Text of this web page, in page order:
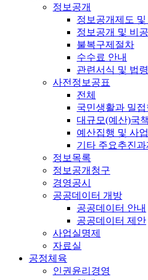
정보공개
정보공개제도
정보공개 및 비
불복구제절차
수수료 안내
관련서식 및 법령
사전정보공표
전체
국민생활과 밀
대규모(예산)국
예산집행 및 사
기타 주요추진과
정보목록
정보공개청구
경영공시
공공데이터 개방
공공데이터 안내
공공데이터 제안
사업실명제
자료실
공정체육
인권윤리경영